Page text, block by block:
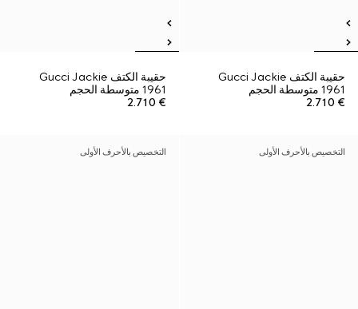
حقيبة الكتف Gucci Jackie
1961 متوسطة الحجم
€ 2.710
حقيبة الكتف Gucci Jackie
1961 متوسطة الحجم
€ 2.710
التخصيص بالأحرف الأولى التخصيص بالأحرف الأولى